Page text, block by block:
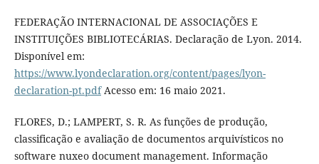
FEDERAÇÃO INTERNACIONAL DE ASSOCIAÇÕES E
INSTITUIÇÕES BIBLIOTECÁRIAS. Declaração de Lyon. 2014.
Disponível em:
https://www.lyondeclaration.org/content/pages/lyon-
declaration-pt.pdfAcesso em: 16 maio 2021.
FLORES, D.; LAMPERT, S. R. As funções de produção,
classificação e avaliação de documentos arquivísticos no
software nuxeo document management. Informação